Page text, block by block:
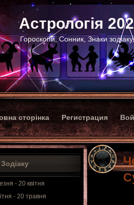
Астрологія
Гороскопи, Сонник, Знаки
сторінка Регистрация
- 20 квітня
- 20 травня